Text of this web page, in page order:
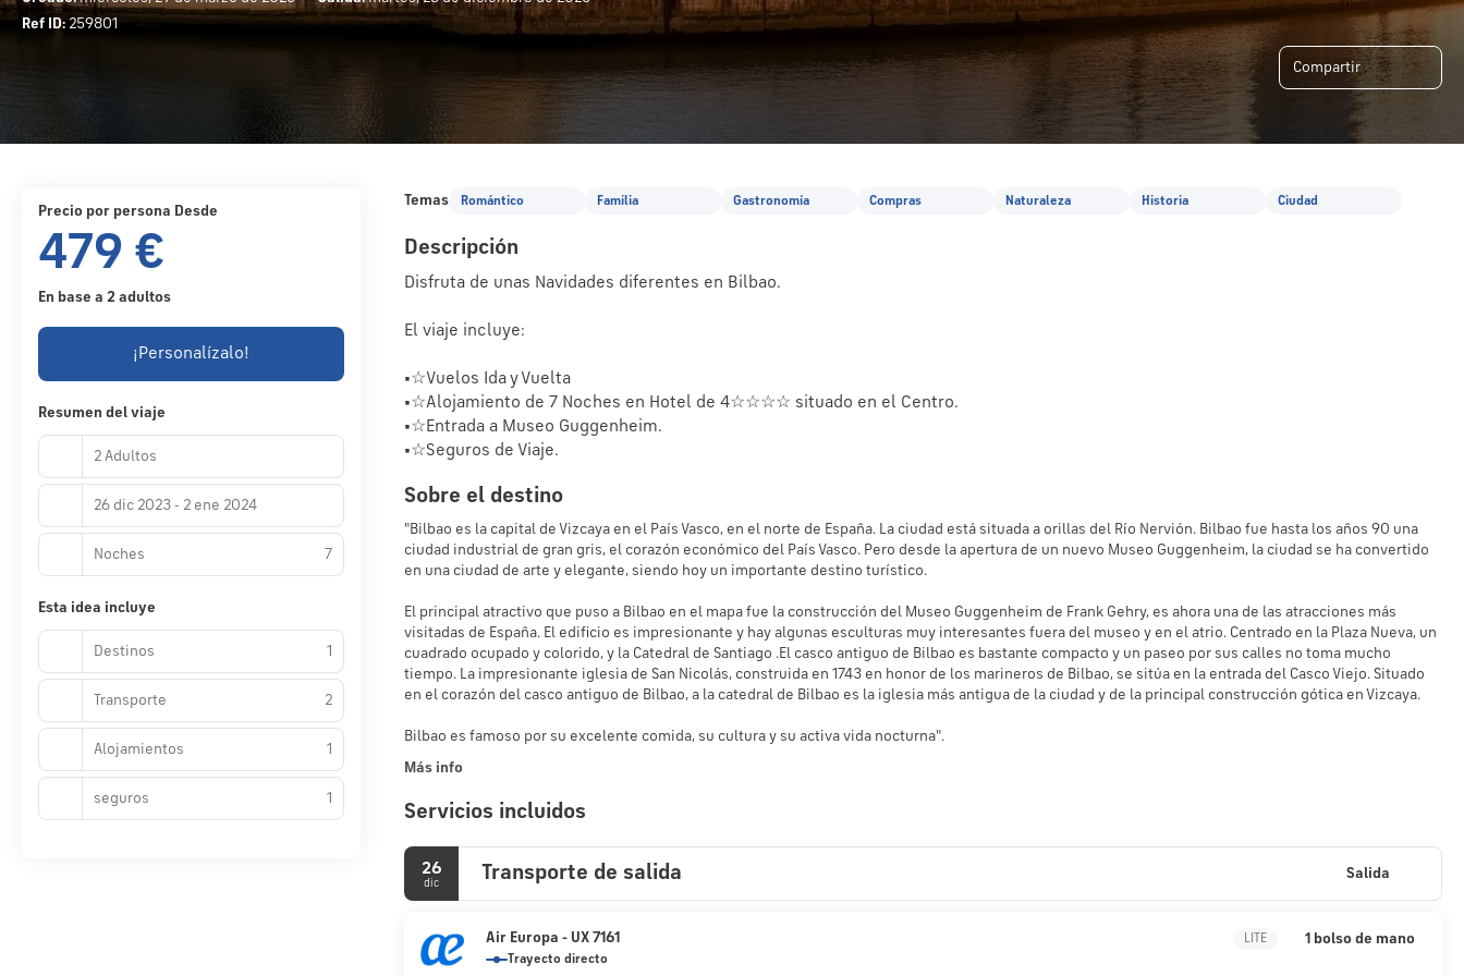
Ref ID: 259801
Compartir
Temas Romántico Familia Gastronomía Compras Naturaleza Historia Ciudad
Descripción
Disfruta de unas Navidades diferentes en Bilbao.
El viaje incluye:
•☆Vuelos Ida y Vuelta
•☆Alojamiento de 7 Noches en Hotel de 4☆☆☆☆ situado en el Centro.
•☆Entrada a Museo Guggenheim.
Sobre el destino
"Bilbao es la capital de Vizcaya en el País Vasco, en el norte de España. La ciudad está situada a orillas del Río Nervión. Bilbao fue hasta los años 90 una
ciudad industrial de gran gris, el corazón económico del País Vasco. Pero desde la apertura de un nuevo Museo Guggenheim, la ciudad se ha convertido
en una ciudad de arte y elegante, siendo hoy un importante destino turístico.
El principal atractivo que puso a Bilbao en el mapa fue la construcción del Museo Guggenheim de Frank Gehry, es ahora una de las atracciones más
visitadas de España. El edificio es impresionante y hay algunas esculturas muy interesantes fuera del museo y en el atrio. Centrado en la Plaza Nueva, un
cuadrado ocupado y colorido, y la Catedral de Santiago .El casco antiguo de Bilbao es bastante compacto y un paseo por sus calles no toma mucho
tiempo. La impresionante iglesia de San Nicolás, construida en 1743 en honor de los marineros de Bilbao, se sitúa en la entrada del Casco Viejo. Situado
en el corazón del casco antiguo de Bilbao, a la catedral de Bilbao es la iglesia más antigua de la ciudad y de la principal construcción gótica en Vizcaya.
Más info
Servicios incluidos
26
dic Transporte de salida Salida
Air Europa - UX 7161
Trayecto directo
LITE 1 bolso de mano
precio por persona Desde
479 €
En base a 2 adultos
¡Personalízalo!
Resumen del viaje
2 Adultos
26 dic 2023 - 2 ene 2024
Noches 7
Esta idea incluye
Destinos 1
Transporte 2
Alojamientos 1
seguros 1